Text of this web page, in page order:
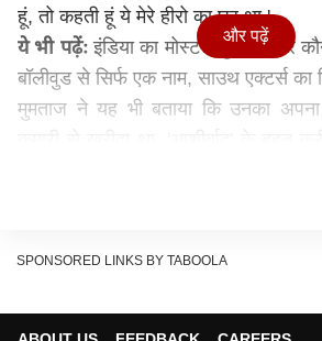
हूं, तो कहती हूं ये मेरे हीरो का घर था.'
ये भी पढ़ेंः इंडिया का मोस्ट पॉपुलर एक्टर
बॉलीवुड से सिर्फ एक नाम, साउथ एक्टर्स का
मुमताज ने यह भी बताया कि उनका अपना
उन्होंने उन दिनों को याद करते हुए कहा
और पढ़ें
SPONSORED LINKS BY TABOOLA